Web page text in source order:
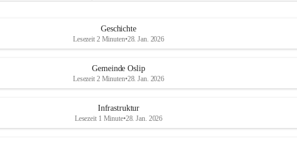
Geschichte
Lesezeit 2 Minuten•28. Jan. 2026
Gemeinde Oslip
Lesezeit 2 Minuten•28. Jan. 2026
Infrastruktur
Lesezeit 1 Minute•28. Jan. 2026